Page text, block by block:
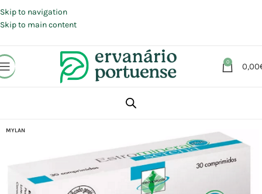
Skip to navigation
Skip to main content
0 0,00
Suplementos alimentares
MYLAN